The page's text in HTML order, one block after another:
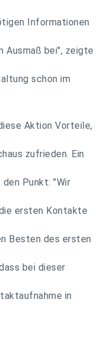
Informationen
Ausmaß bei", zeigte
schon im
Aktion Vorteile,
zufrieden. Ein
Punkt: "Wir
ersten Kontakte
Besten des ersten
bei dieser
in